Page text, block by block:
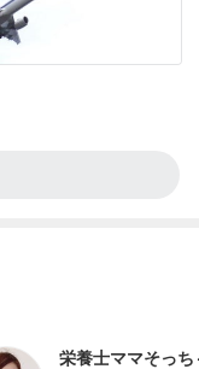
栄養士ママそっち